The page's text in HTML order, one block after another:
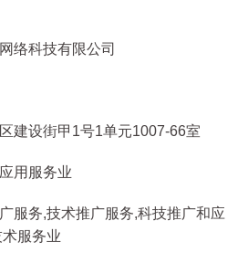
络科技有限公司
建设街甲1号1单元1007-66室
用服务业
服务,技术推广服务,科技推广和应
服务业